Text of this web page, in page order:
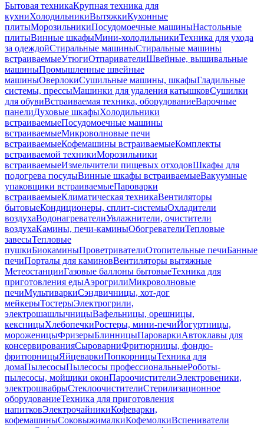
Бытовая техникаКрупная техника для
кухниХолодильникиВытяжкиКухонные
плитыМорозильникиПосудомоечные машиныНастольные
плитыВинные шкафыМини-холодильникиТехника для ухода
за одеждойСтиральные машиныСтиральные машины
встраиваемыеУтюгиОтпаривателиШвейные, вышивальные
машиныПромышленные швейные
машиныОверлокиСушильные машины, шкафыГладильные
системы, прессыМашинки для удаления катышковСушилки
для обувиВстраиваемая техника, оборудованиеВарочные
панелиДуховые шкафыХолодильники
встраиваемыеПосудомоечные машины
встраиваемыеМикроволновые печи
встраиваемыеКофемашины встраиваемыеКомплекты
встраиваемой техникиМорозильники
встраиваемыеИзмельчители пищевых отходовШкафы для
подогрева посудыВинные шкафы встраиваемыеВакуумные
упаковщики встраиваемыеПароварки
встраиваемыеКлиматическая техникаВентиляторы
бытовыеКондиционеры, сплит-системыОхладители
воздухаВодонагревателиУвлажнители, очистители
воздухаКамины, печи-каминыОбогревателиТепловые
завесыТепловые
пушкиБиокаминыПроветривателиОтопительные печиБанные
печиПорталы для каминовВентиляторы вытяжные
МетеостанцииГазовые баллоны бытовыеТехника для
приготовления едыАэрогрилиМикроволновые
печиМультиваркиСэндвичницы, хот-дог
мейкерыТостерыЭлектрогрили,
электрошашлычницыВафельницы, орешницы,
кексницыХлебопечкиРостеры, мини-печиЙогуртницы,
мороженицыФризерыБлинницыПароваркиАвтоклавы для
консервированияСыроварниФритюрницы, фондю-
фритюрницыЯйцеваркиПопкорницыТехника для
домаПылесосыПылесосы профессиональныеРоботы-
пылесосы, мойщики оконПароочистителиЭлектровеники,
электрошвабрыСтеклоочистителиСтерилизационное
оборудованиеТехника для приготовления
напитковЭлектрочайникиКофеварки,
кофемашиныСоковыжималкиКофемолкиВспениватели